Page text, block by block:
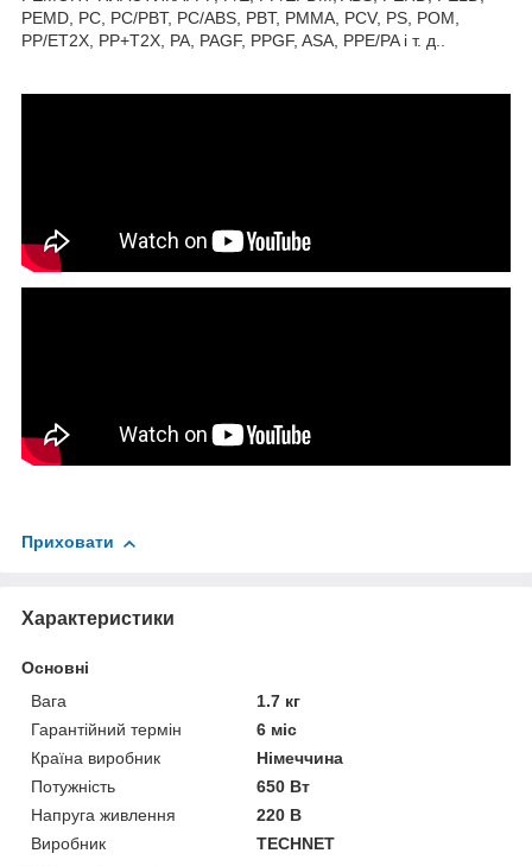
PEMD, PC, PC/PBT, PC/ABS, PBT, PMMA, PCV, PS, POM,
PP/ET2X, PP+T2X, PA, PAGF, PPGF, ASA, PPE/PA і т. д..
Приховати
Характеристики
Основні
Вага
1.7 кг
Гарантійний термін
6 міс
Країна виробник
Німеччина
Потужність
650 Вт
Напруга живлення
220 В
Виробник
TECHNET